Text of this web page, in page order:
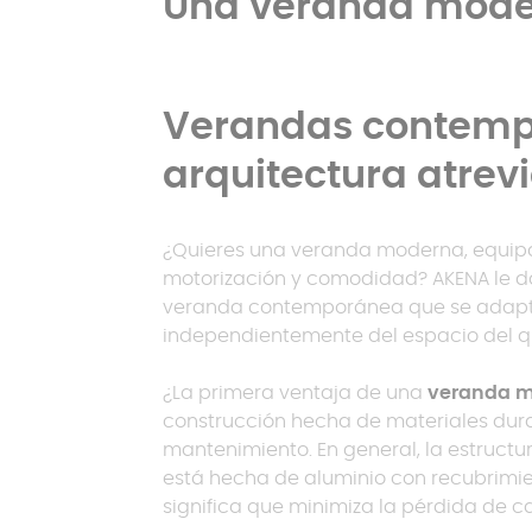
Verandas
arquitectura
¿Quieres una veranda moderna,
motorización y comodidad? AKENA le
veranda contemporánea que se
independientemente del espacio del
¿La primera ventaja de una veranda
construcción hecha de materiales
mantenimiento. En general, la
está hecha de aluminio con
significa que minimiza la pérdida de